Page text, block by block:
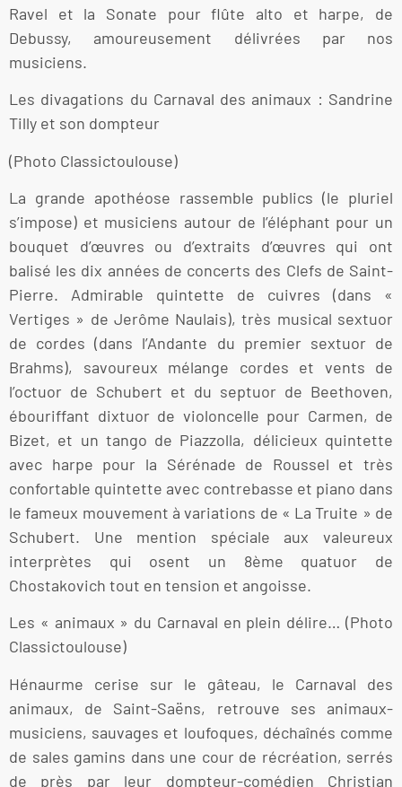
Ravel et la Sonate pour flûte alto et harpe, de
Debussy, amoureusement délivrées par nos
musiciens.
Les divagations du Carnaval des animaux : Sandrine
Tilly et son dompteur
(Photo Classictoulouse)
La grande apothéose rassemble publics (le pluriel
s’impose) et musiciens autour de l’éléphant pour un
bouquet d’œuvres ou d’extraits d’œuvres qui ont
balisé les dix années de concerts des Clefs de Saint-
Pierre. Admirable quintette de cuivres (dans «
Vertiges » de Jerôme Naulais), très musical sextuor
de cordes (dans l’Andante du premier sextuor de
Brahms), savoureux mélange cordes et vents de
l’octuor de Schubert et du septuor de Beethoven,
ébouriffant dixtuor de violoncelle pour Carmen, de
Bizet, et un tango de Piazzolla, délicieux quintette
avec harpe pour la Sérénade de Roussel et très
confortable quintette avec contrebasse et piano dans
le fameux mouvement à variations de « La Truite » de
Schubert. Une mention spéciale aux valeureux
interprètes qui osent un 8ème quatuor de
Chostakovich tout en tension et angoisse.
Les « animaux » du Carnaval en plein délire… (Photo
Classictoulouse)
Hénaurme cerise sur le gâteau, le Carnaval des
animaux, de Saint-Saëns, retrouve ses animaux-
musiciens, sauvages et loufoques, déchaînés comme
de sales gamins dans une cour de récréation, serrés
de près par leur dompteur-comédien Christian